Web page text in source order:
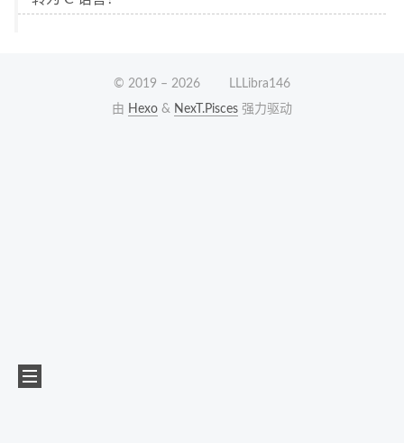
© 2019 –2026
LLLibra146
由 Hexo & NexT.Pisces 强力驱动